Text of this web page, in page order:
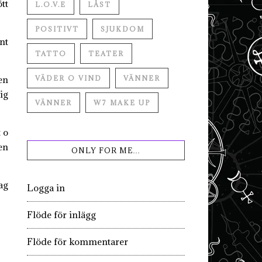
o
L.O.V.E LÅST
POSITIVT SJUKDOM
TATTO TEATER
VÄDER O VIND VÄNNER
VÄNNER W7 MAKE UP
ONLY FOR ME…
Logga in
Flöde för inlägg
Flöde för kommentarer